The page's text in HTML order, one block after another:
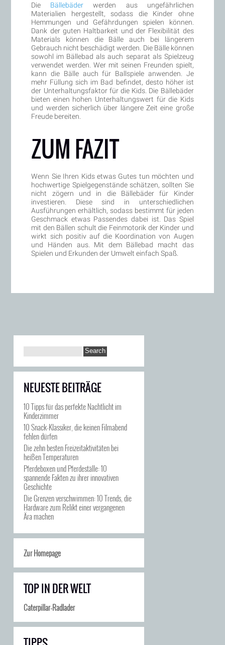
Die Bällebäder werden aus ungefährlichen
Materialien hergestellt, sodass die Kinder ohne
Hemmungen und Gefährdungen spielen können.
Dank der guten Haltbarkeit und der Flexibilität des
Materials können die Bälle auch bei längerem
Gebrauch nicht beschädigt werden. Die Bälle können
sowohl im Bällebad als auch separat als Spielzeug
verwendet werden. Wer mit seinen Freunden spielt,
kann die Bälle auch für Ballspiele anwenden. Je
mehr Füllung sich im Bad befindet, desto höher ist
der Unterhaltungsfaktor für die Kids. Die Bällebäder
bieten einen hohen Unterhaltungswert für die Kids
und werden sicherlich über längere Zeit eine große
Freude bereiten.
ZUM FAZIT
Wenn Sie Ihren Kids etwas Gutes tun möchten und
hochwertige Spielgegenstände schätzen, sollten Sie
nicht zögern und in die Bällebäder für Kinder
investieren. Diese sind in unterschiedlichen
Ausführungen erhältlich, sodass bestimmt für jeden
Geschmack etwas Passendes dabei ist. Das Spiel
mit den Bällen schult die Feinmotorik der Kinder und
wirkt sich positiv auf die Koordination von Augen
und Händen aus. Mit dem Bällebad macht das
Spielen und Erkunden der Umwelt einfach Spaß.
NEUESTE BEITRÄGE
10 Tipps für das perfekte Nachtlicht im
Kinderzimmer
10 Snack-Klassiker, die keinen Filmabend
fehlen dürfen
Die zehn besten Freizeitaktivitäten bei
heißen Temperaturen
Pferdeboxen und Pferdeställe: 10
spannende Fakten zu ihrer innovativen
Geschichte
Die Grenzen verschwimmen: 10 Trends, die
Hardware zum Relikt einer vergangenen
Ära machen
Zur Homepage
TOP IN DER WELT
Caterpillar-Radlader